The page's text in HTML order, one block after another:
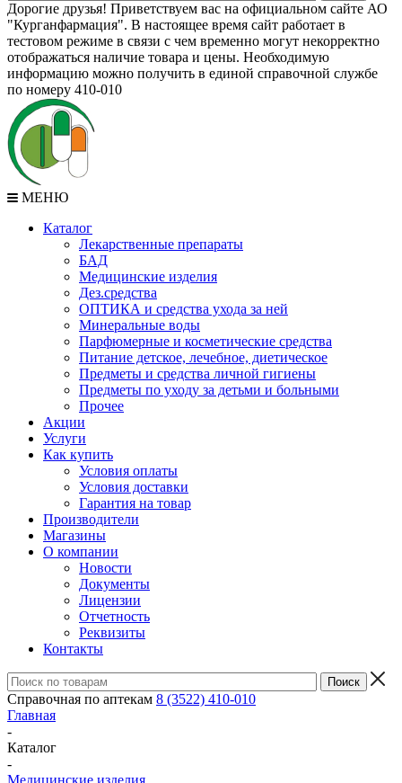
Дорогие друзья! Приветствуем вас на официальном сайте АО
"Курганфармация". В настоящее время сайт работает в
тестовом режиме в связи с чем временно могут некорректно
отображаться наличие товара и цены. Необходимую
информацию можно получить в единой справочной службе
по номеру 410-010
МЕНЮ
Каталог
Лекарственные препараты
БАД
Медицинские изделия
Дез.средства
ОПТИКА и средства ухода за ней
Минеральные воды
Парфюмерные и косметические средства
Питание детское, лечебное, диетическое
Предметы и средства личной гигиены
Предметы по уходу за детьми и больными
Прочее
Акции
Услуги
Как купить
Условия оплаты
Условия доставки
Гарантия на товар
Производители
Магазины
О компании
Новости
Документы
Лицензии
Отчетность
Реквизиты
Контакты
Справочная по аптекам 8 (3522) 410-010
Главная
-
Каталог
-
Медицинские изделия